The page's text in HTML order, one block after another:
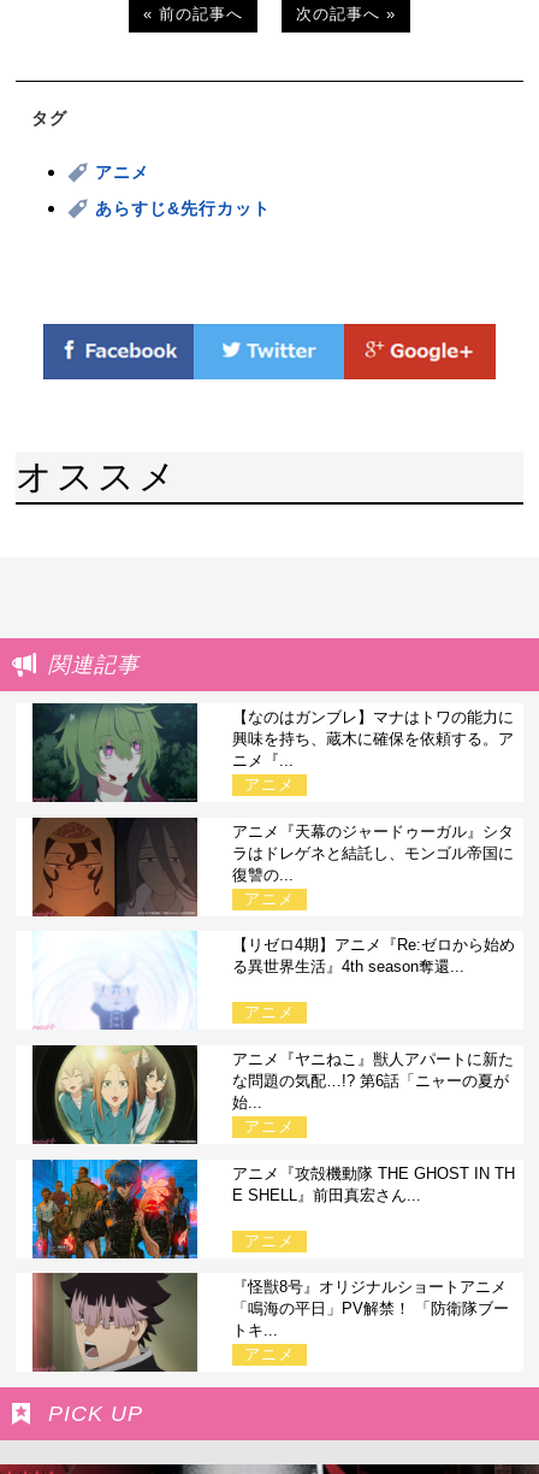
« 前の記事へ 次の記事へ »
タグ
アニメ
あらすじ&先行カット
オススメ
関連記事
【なのはガンブレ】マナはトワの能力に
興味を持ち、蔵木に確保を依頼する。ア
ニメ『...
アニメ
アニメ『天幕のジャードゥーガル』シタ
ラはドレゲネと結託し、モンゴル帝国に
復讐の...
アニメ
【リゼロ4期】アニメ『Re:ゼロから始め
る異世界生活』4th season奪還...
アニメ
アニメ『ヤニねこ』獣人アパートに新た
な問題の気配…!? 第6話「ニャーの夏が
始...
アニメ
アニメ『攻殻機動隊 THE GHOST IN TH
E SHELL』前田真宏さん...
アニメ
『怪獣8号』オリジナルショートアニメ
「鳴海の平日」PV解禁！ 「防衛隊ブー
トキ...
アニメ
PICK UP